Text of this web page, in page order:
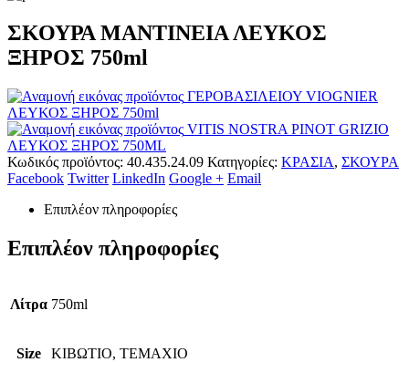
ΣΚΟΥΡΑ ΜΑΝΤΙΝΕΙΑ ΛΕΥΚΟΣ
ΞΗΡΟΣ 750ml
ΓΕΡΟΒΑΣΙΛΕΙΟΥ VIOGNIER
ΛΕΥΚΟΣ ΞΗΡΟΣ 750ml
VITIS NOSTRA PINOT GRIZIO
ΛΕΥΚΟΣ ΞΗΡΟΣ 750ML
Κωδικός προϊόντος: 40.435.24.09 Κατηγορίες: ΚΡΑΣΙΑ, ΣΚΟΥΡΑ
Facebook Twitter LinkedIn Google + Email
Επιπλέον πληροφορίες
Επιπλέον πληροφορίες
Λίτρα 750ml
Size ΚΙΒΩΤΙΟ, ΤΕΜΑΧΙΟ